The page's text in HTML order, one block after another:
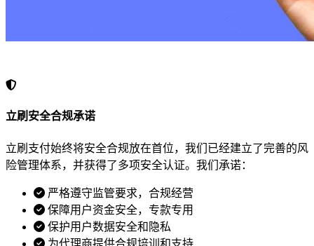
立刷安全合规承诺
立刷支付始终将安全合规放在首位，我们已经建立了完善的风
险管理体系，并获得了多项安全认证。我们承诺：
严格遵守监管要求，合规经营
保障用户资金安全，专款专用
保护用户数据安全和隐私
为代理商提供合规培训和支持